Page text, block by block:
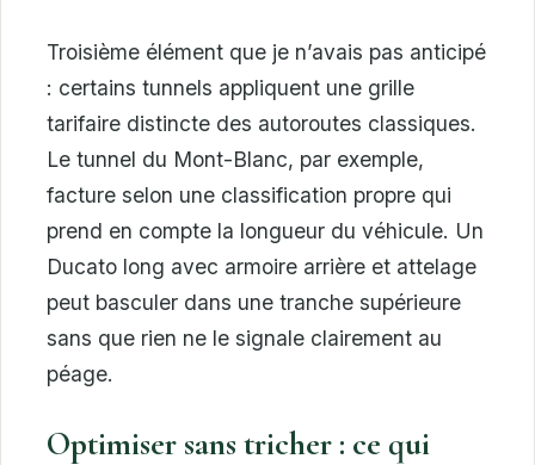
Troisième élément que je n’avais pas anticipé
: certains tunnels appliquent une grille
tarifaire distincte des autoroutes classiques.
Le tunnel du Mont-Blanc, par exemple,
facture selon une classification propre qui
prend en compte la longueur du véhicule. Un
Ducato long avec armoire arrière et attelage
peut basculer dans une tranche supérieure
sans que rien ne le signale clairement au
péage.
Optimiser sans tricher : ce qui